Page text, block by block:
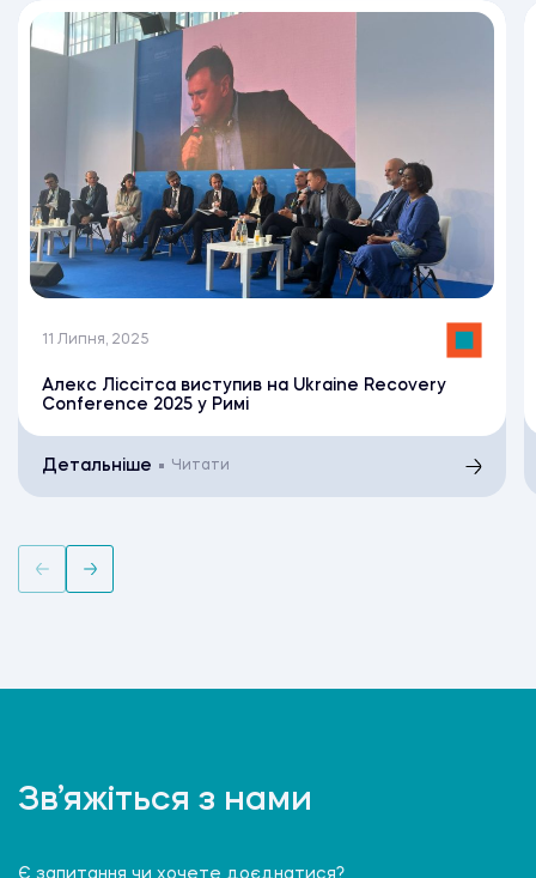
11 Липня, 2025
Алекс Ліссітса виступив на Ukraine Recovery
Conference 2025 у Римі
Детальніше Читати
Зв’яжіться з нами
Є запитання чи хочете доєднатися?